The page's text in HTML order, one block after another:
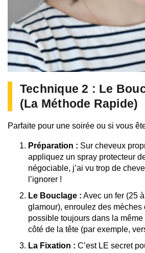
Technique 2 : Le
(La Méthode Rapide)
Parfaite pour une soirée ou si vous
Préparation : Sur cheveux
appliquez un spray protecteur
négociable, j’ai vu trop de
l’ignorer !
Le Bouclage : Avec un fer (25
glamour), enroulez des mèches
possible toujours dans la
côté de la tête (par exemple,
La Fixation : C’est LE secret